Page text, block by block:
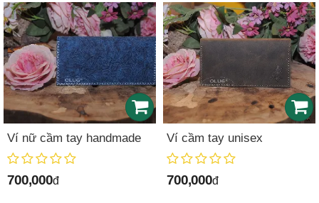
Ví nữ cầm tay handmade
700,000đ
Ví cầm tay unisex
700,000đ